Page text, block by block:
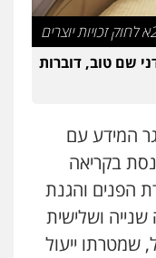
שם טוב, דוברות
המידע עם
בקריאה
ועדת הפנים והגנת
ושלישית
שמטרתו ייעול